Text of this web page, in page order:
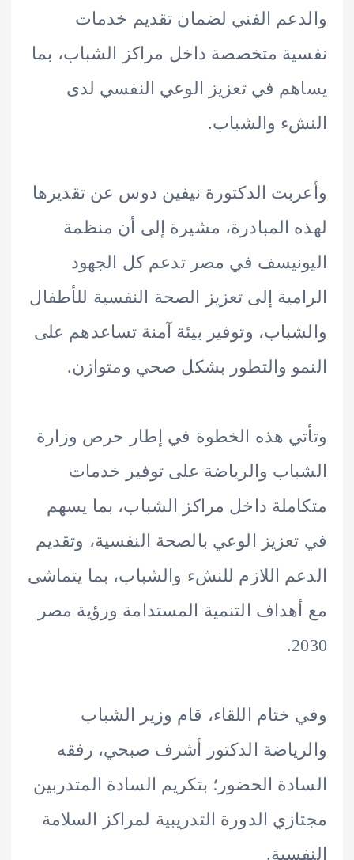
الفني لضمان تقديم خدمات
متخصصة داخل مراكز الشباب، بما
في تعزيز الوعي النفسي لدى
والشباب.
الدكتورة نيفين دوس عن تقديرها
المبادرة، مشيرة إلى أن منظمة
في مصر تدعم كل الجهود
إلى تعزيز الصحة النفسية للأطفال
وتوفير بيئة آمنة تساعدهم على
والتطور بشكل صحي ومتوازن.
هذه الخطوة في إطار حرص وزارة
والرياضة على توفير خدمات
داخل مراكز الشباب، بما يسهم
الوعي بالصحة النفسية، وتقديم
اللازم للنشء والشباب، بما يتماشى
التنمية المستدامة ورؤية مصر
اللقاء، قام وزير الشباب
الدكتور أشرف صبحي، رفقه
الحضور؛ بتكريم السادة المتدربين
الدورة التدريبية لمراكز السلامة